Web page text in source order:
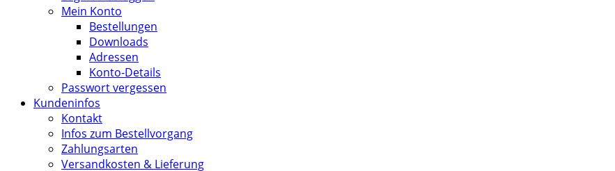
Mein Konto
Bestellungen
Downloads
Adressen
Konto-Details
Passwort vergessen
Kundeninfos
Kontakt
Infos zum Bestellvorgang
Zahlungsarten
Versandkosten & Lieferung